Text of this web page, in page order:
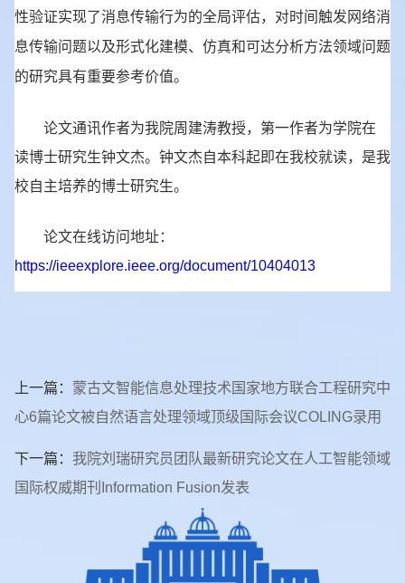
性验证实现了消息传输行为的全局评估，对时间触发网络消
息传输问题以及形式化建模、仿真和可达分析方法领域问题
的研究具有重要参考价值。
论文通讯作者为我院周建涛教授，第一作者为学院在
读博士研究生钟文杰。钟文杰自本科起即在我校就读，是我
校自主培养的博士研究生。
论文在线访问地址：
https://ieeexplore.ieee.org/document/10404013
上一篇： 蒙古文智能信息处理技术国家地方联合工程研究中
心6篇论文被自然语言处理领域顶级国际会议COLING录用
下一篇： 我院刘瑞研究员团队最新研究论文在人工智能领域
国际权威期刊Information Fusion发表